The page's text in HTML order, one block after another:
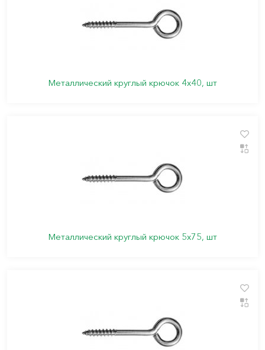
Металлический круглый крючок 4х40, шт
Металлический круглый крючок 5х75, шт